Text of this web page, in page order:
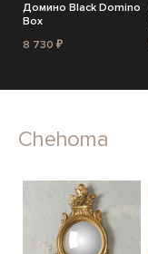
Домино Black Domino
Box
8 730 ₽
Chehoma